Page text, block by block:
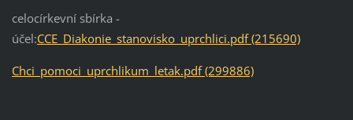
celocírkevní sbírka -
účel:CCE_Diakonie_stanovisko_uprchlici.pdf (215690)
Chci_pomoci_uprchlikum_letak.pdf (299886)